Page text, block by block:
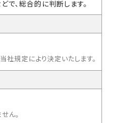
、総合的に判断します。
社規定により決定いたします。
ん。